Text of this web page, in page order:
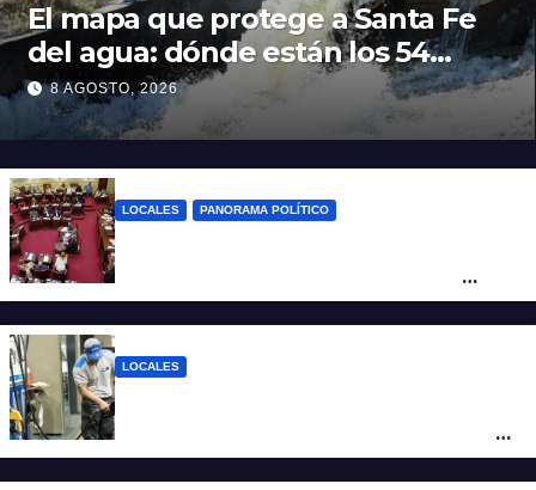
El mapa que protege a Santa Fe
del agua: dónde están los 54
puntos de bombeo
8 AGOSTO, 2026
LOCALES PANORAMA POLÍTICO
Santa Fe
LOCALES
ciudad de Santa Fe: la nafta súper superó
los $2.100 y llenar el tanque cuesta más